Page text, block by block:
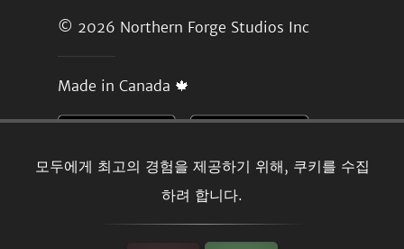
모두에게 최고의 경험을 제공하기 위해, 쿠키를 수집
하려 합니다.
© 2026 Northern Forge Studios Inc
Made in Canada 🍁